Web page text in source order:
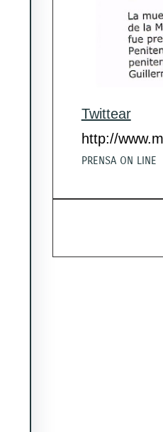
Twittear
http://
PRENSA ON LINE